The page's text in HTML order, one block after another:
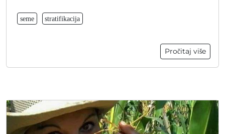
seme stratifikacija
Pročitaj više